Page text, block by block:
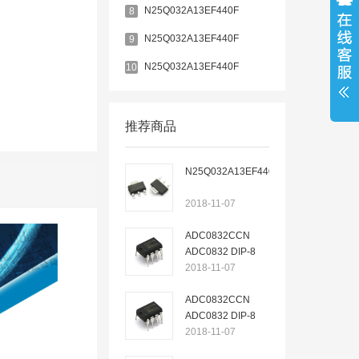
8 N25Q032A13EF440F
9 N25Q032A13EF440F
10 N25Q032A13EF440F
推荐商品
N25Q032A13EF440F
2018-11-07
ADC0832CCN
ADC0832 DIP-8
2018-11-07
ADC0832CCN
ADC0832 DIP-8
2018-11-07